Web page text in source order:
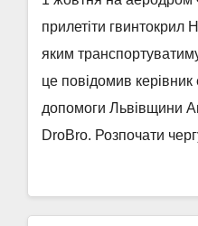
прилетіти гвинтокрил
яким
це повідомив керівник
допомоги Львівщини
DroBro. Розпочати